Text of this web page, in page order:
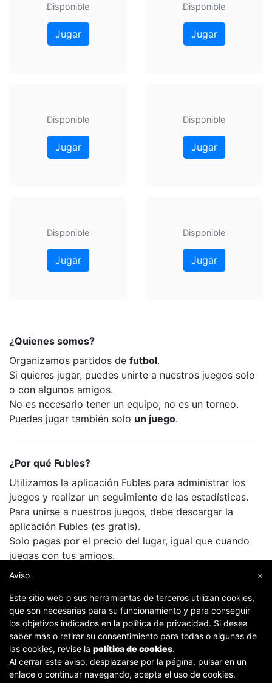
Disponible
Jugar
Disponible
Jugar
Disponible
Jugar
Disponible
Jugar
Disponible
Jugar
Disponible
Jugar
¿Quienes somos?
Organizamos partidos de futbol.
Si quieres jugar, puedes unirte a nuestros juegos solo
o con algunos amigos.
No es necesario tener un equipo, no es un torneo.
Puedes jugar también solo un juego.
¿Por qué Fubles?
Utilizamos la aplicación Fubles para administrar los
juegos y realizar un seguimiento de las estadísticas.
Para unirse a nuestros juegos, debe descargar la
aplicación Fubles (es gratis).
Solo pagas por el precio del lugar, igual que cuando
juegas con tus amigos.
Copyright © 2007-2026 Fubles Srl, Via Disciplini 18, 20123 Milano - CF/P.IVA 06769730968 - Capitale
sociale €63.675,52 i.v. - Camera di commercio di Milano
×
Aviso
Este sitio web o sus herramientas de terceros utilizan cookies,
que son necesarias para su funcionamiento y para conseguir
los objetivos indicados en la política de privacidad. Si desea
saber más o retirar su consentimiento para todas o algunas de
las cookies, revise la política de cookies.
Al cerrar este aviso, desplazarse por la página, pulsar en un
enlace o continuar navegando, acepta el uso de cookies.